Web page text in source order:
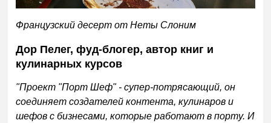
Французский десерт от Неты Слоним
Дор Пелег, фуд-блогер, автор книг и
кулинарных курсов
"Проект "Порт Шеф" - супер-потрясающий, он
соединяет создателей контента, кулинаров и
шефов с бизнесами, которые работают в порту. И